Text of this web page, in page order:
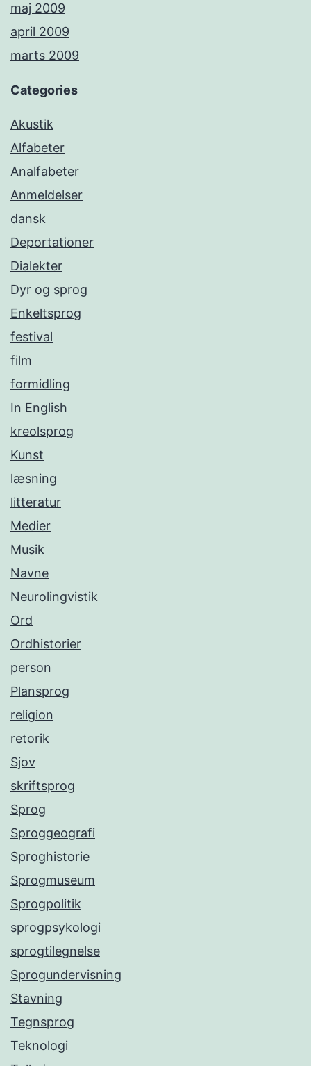
maj 2009
april 2009
marts 2009
Categories
Akustik
Alfabeter
Analfabeter
Anmeldelser
dansk
Deportationer
Dialekter
Dyr og sprog
Enkeltsprog
festival
film
formidling
In English
kreolsprog
Kunst
læsning
litteratur
Medier
Musik
Navne
Neurolingvistik
Ord
Ordhistorier
person
Plansprog
religion
retorik
Sjov
skriftsprog
Sprog
Sproggeografi
Sproghistorie
Sprogmuseum
Sprogpolitik
sprogpsykologi
sprogtilegnelse
Sprogundervisning
Stavning
Tegnsprog
Teknologi